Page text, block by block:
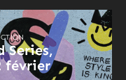
Series,
février